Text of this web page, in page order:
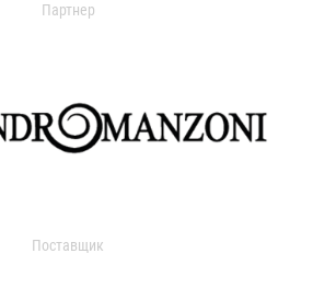
Партнер
Поставщик